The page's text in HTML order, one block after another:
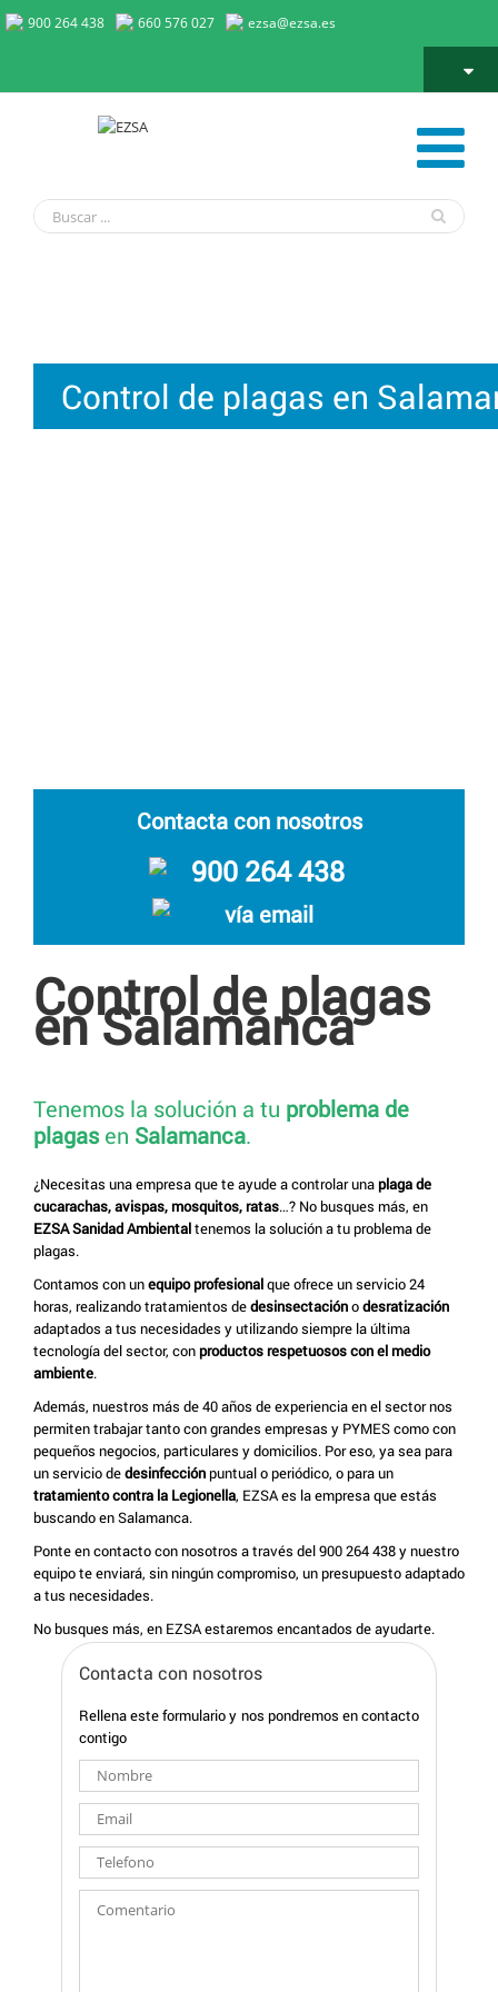
900 264 438 660 576 027 ezsa@ezsa.es
Control de plagas en
Contacta con nosotros
900 264 438
vía email
Control de plagas
en Salamanca
Tenemos la solución a tu problema de
plagasen Salamanca.
¿Necesitas una empresa que te ayude a controlar una plaga de
cucarachas, avispas, mosquitos, ratas…? No busques más, en
EZSA Sanidad Ambientaltenemos la solución a tu problema de
plagas.
Contamos con unequipo profesionalque ofrece un servicio 24
horas, realizando tratamientos dedesinsectaciónodesratización
adaptados a tus necesidades y utilizando siempre la última
tecnología del sector, con productos respetuosos con el medio
ambiente.
Además, nuestros más de 40 años de experiencia en el sector nos
permiten trabajar tanto con grandes empresas y PYMES como con
pequeños negocios, particulares y domicilios. Por eso, ya sea para
un servicio dedesinfección puntual o periódico, o para un
tratamiento contra la Legionella, EZSA es la empresa que estás
buscando en Salamanca.
Ponte en contacto con nosotros a través del 900 264 438 y nuestro
equipo te enviará, sin ningún compromiso, un presupuesto adaptado
a tus necesidades.
No busques más, en EZSA estaremos encantados de ayudarte.
Contacta con nosotros
Rellena este formulario y nos pondremos en contacto
contigo